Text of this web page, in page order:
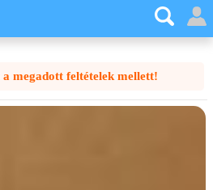
megadott feltételek mellett!